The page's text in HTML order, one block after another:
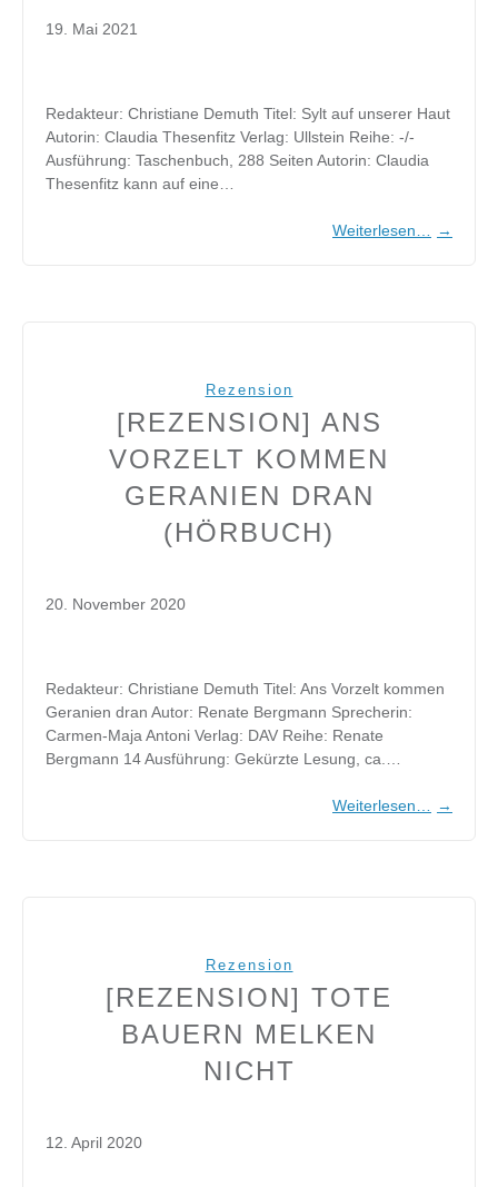
19. Mai 2021
Redakteur: Christiane Demuth Titel: Sylt auf unserer Haut
Autorin: Claudia Thesenfitz Verlag: Ullstein Reihe: -/-
Ausführung: Taschenbuch, 288 Seiten Autorin: Claudia
Thesenfitz kann auf eine…
Weiterlesen… →
Rezension
[REZENSION] ANS
VORZELT KOMMEN
GERANIEN DRAN
(HÖRBUCH)
20. November 2020
Redakteur: Christiane Demuth Titel: Ans Vorzelt kommen
Geranien dran Autor: Renate Bergmann Sprecherin:
Carmen-Maja Antoni Verlag: DAV Reihe: Renate
Bergmann 14 Ausführung: Gekürzte Lesung, ca.…
Weiterlesen… →
Rezension
[REZENSION] TOTE
BAUERN MELKEN
NICHT
12. April 2020